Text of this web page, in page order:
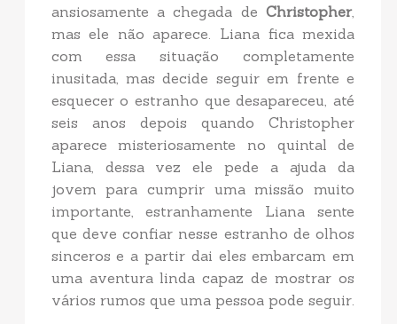
ansiosamente a chegada deChristopher,
mas ele não aparece. Liana fica mexida
com essa situação completamente
inusitada, mas decide seguir em frente e
esquecer o estranho que desapareceu, até
seis anos depois quando Christopher
aparece misteriosamente no quintal de
Liana, dessa vez ele pede a ajuda da
jovem para cumprir uma missão muito
importante, estranhamente Liana sente
que deve confiar nesse estranho de olhos
sinceros e a partir dai eles embarcam em
uma aventura linda capaz de mostrar os
vários rumos que uma pessoa pode seguir.